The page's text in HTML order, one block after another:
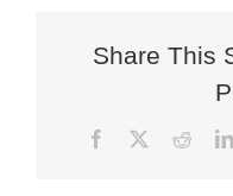
Share This
Facebook Reddit